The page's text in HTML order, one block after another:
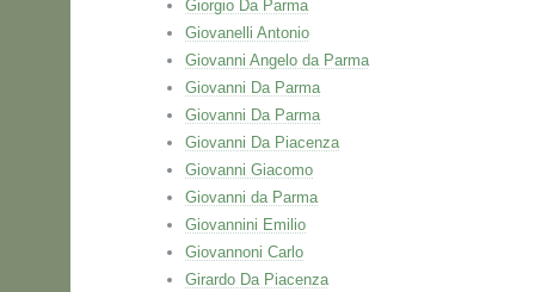
Giorgio Da Parma
Giovanelli Antonio
Giovanni Angelo da Parma
Giovanni Da Parma
Giovanni Da Parma
Giovanni Da Piacenza
Giovanni Giacomo
Giovanni da Parma
Giovannini Emilio
Giovannoni Carlo
Girardo Da Piacenza